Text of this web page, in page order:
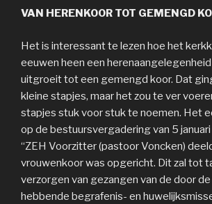
VAN HERENKOOR TOT GEMENGD
Het is interessant te lezen hoe het
eeuwen heen een
uitgroeit tot een gemengd koor. Dat
kleine stapjes, maar het zou te ver
stapjes stuk voor stuk te noemen. Het
op de bestuursvergadering van 5
“ZEH Voorzitter (pastoor Voncken)
vrouwenkoor was opgericht. Dit zal tot
verzorgen van gezangen van de door
hebbende begrafenis- en